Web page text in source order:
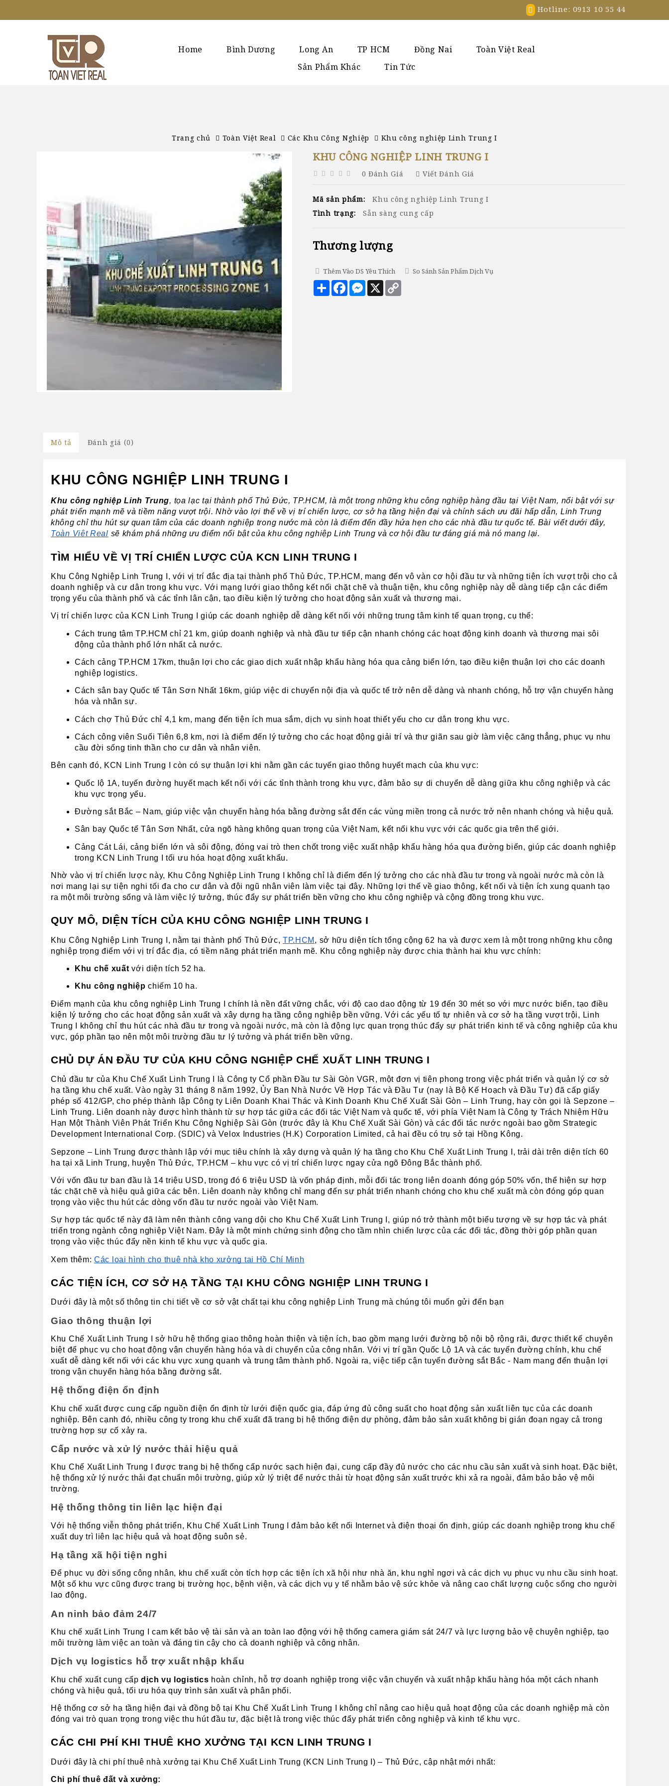
Hotline: 0913 10 55 44
Home Bình Dương Long An TP HCM Đồng Nai
Toàn Việt Real
Sản Phẩm Khác
Tin Tức
Trang chủ Toàn Việt Real Các Khu Công Nghiệp Khu công nghiệp Linh Trung I
KHU CÔNG NGHIỆP LINH TRUNG I
0 Đánh Giá Viết Đánh Giá
Mã sản phẩm:
Khu công nghiệp Linh Trung I
Tình trạng:
Sẵn sàng cung cấp
Thương lượng
Thêm Vào DS Yêu Thích So Sánh Sản Phẩm Dịch Vụ
Chia
sẻ
FacebookMessenger
X
Mô tả Đánh giá (0)
KHU CÔNG NGHIỆP LINH TRUNG I
Khu công nghiệp Linh Trung, tọa lạc tại thành phố Thủ Đức, TP.HCM, là một trong những khu công nghiệp hàng đầu tại Việt Nam, nổi bật với sự
phát triển mạnh mẽ và tiềm năng vượt trội. Nhờ vào lợi thế về vị trí chiến lược, cơ sở hạ tầng hiện đại và chính sách ưu đãi hấp dẫn, Linh Trung
Toàn Việt Real sẽ khám phá những ưu điểm nổi bật của khu công nghiệp Linh Trung và cơ hội đầu tư đáng giá mà nó mang lại.
TÌM HIỂU VỀ VỊ TRÍ CHIẾN LƯỢC CỦA KCN LINH TRUNG I
Khu Công Nghiệp Linh Trung I, với vị trí đắc địa tại thành phố Thủ Đức, TP.HCM, mang đến vô vàn cơ hội đầu tư và những tiện ích vượt trội cho cả
doanh nghiệp và cư dân trong khu vực. Với mạng lưới giao thông kết nối chặt chẽ và thuận tiện, khu công nghiệp này dễ dàng tiếp cận các điểm
trọng yếu của thành phố và các tỉnh lân cận, tạo điều kiện lý tưởng cho hoạt động sản xuất và thương mại.
Vị trí chiến lược của KCN Linh Trung I giúp các doanh nghiệp dễ dàng kết nối với những trung tâm kinh tế quan trọng, cụ thể:
Cách trung tâm TP.HCM chỉ 21 km, giúp doanh nghiệp và nhà đầu tư tiếp cận nhanh chóng các hoạt động kinh doanh và thương mại sôi
động của thành phố lớn nhất cả nước.
Cách cảng TP.HCM 17km, thuận lợi cho các giao dịch xuất nhập khẩu hàng hóa qua cảng biển lớn, tạo điều kiện thuận lợi cho các doanh
nghiệp logistics.
Cách sân bay Quốc tế Tân Sơn Nhất 16km, giúp việc di chuyển nội địa và quốc tế trở nên dễ dàng và nhanh chóng, hỗ trợ vận chuyển hàng
hóa và nhân sự.
Cách chợ Thủ Đức chỉ 4,1 km, mang đến tiện ích mua sắm, dịch vụ sinh hoạt thiết yếu cho cư dân trong khu vực.
Cách công viên Suối Tiên 6,8 km, nơi là điểm đến lý tưởng cho các hoạt động giải trí và thư giãn sau giờ làm việc căng thẳng, phục vụ nhu
cầu đời sống tinh thần cho cư dân và nhân viên.
Bên cạnh đó, KCN Linh Trung I còn có sự thuận lợi khi nằm gần các tuyến giao thông huyết mạch của khu vực:
Quốc lộ 1A, tuyến đường huyết mạch kết nối với các tỉnh thành trong khu vực, đảm bảo sự di chuyển dễ dàng giữa khu công nghiệp và các
khu vực trọng yếu.
Đường sắt Bắc – Nam, giúp việc vận chuyển hàng hóa bằng đường sắt đến các vùng miền trong cả nước trở nên nhanh chóng và hiệu quả.
Sân bay Quốc tế Tân Sơn Nhất, cửa ngõ hàng không quan trọng của Việt Nam, kết nối khu vực với các quốc gia trên thế giới.
Cảng Cát Lái, cảng biển lớn và sôi động, đóng vai trò then chốt trong việc xuất nhập khẩu hàng hóa qua đường biển, giúp các doanh nghiệp
trong KCN Linh Trung I tối ưu hóa hoạt động xuất khẩu.
Nhờ vào vị trí chiến lược này, Khu Công Nghiệp Linh Trung I không chỉ là điểm đến lý tưởng cho các nhà đầu tư trong và ngoài nước mà còn là
nơi mang lại sự tiện nghi tối đa cho cư dân và đội ngũ nhân viên làm việc tại đây. Những lợi thế về giao thông, kết nối và tiện ích xung quanh tạo
ra một môi trường sống và làm việc lý tưởng, thúc đẩy sự phát triển bền vững cho khu công nghiệp và cộng đồng trong khu vực.
QUY MÔ, DIỆN TÍCH CỦA KHU CÔNG NGHIỆP LINH TRUNG I
Khu Công Nghiệp Linh Trung I, nằm tại thành phố Thủ Đức, TP.HCM , sở hữu diện tích tổng cộng 62 ha và được xem là một trong những khu công
nghiệp trọng điểm với vị trí đắc địa, có tiềm năng phát triển mạnh mẽ. Khu công nghiệp này được chia thành hai khu vực chính:
Khu chế xuất với diện tích 52 ha.
Khu công nghiệp chiếm 10 ha.
Điểm mạnh của khu công nghiệp Linh Trung I chính là nền đất vững chắc, với độ cao dao động từ 19 đến 30 mét so với mực nước biển, tạo điều
kiện lý tưởng cho các hoạt động sản xuất và xây dựng hạ tầng công nghiệp bền vững. Với các yếu tố tự nhiên và cơ sở hạ tầng vượt trội, Linh
Trung I không chỉ thu hút các nhà đầu tư trong và ngoài nước, mà còn là động lực quan trọng thúc đẩy sự phát triển kinh tế và công nghiệp của khu
vực, góp phần tạo nên một môi trường đầu tư lý tưởng và phát triển bền vững.
CHỦ DỰ ÁN ĐẦU TƯ CỦA KHU CÔNG NGHIỆP CHẾ XUẤT LINH TRUNG I
Chủ đầu tư của Khu Chế Xuất Linh Trung I là Công ty Cổ phần Đầu tư Sài Gòn VGR, một đơn vị tiên phong trong việc phát triển và quản lý cơ sở
hạ tầng khu chế xuất. Vào ngày 31 tháng 8 năm 1992, Ủy Ban Nhà Nước Về Hợp Tác và Đầu Tư (nay là Bộ Kế Hoạch và Đầu Tư) đã cấp giấy
phép số 412/GP, cho phép thành lập Công ty Liên Doanh Khai Thác và Kinh Doanh Khu Chế Xuất Sài Gòn – Linh Trung, hay còn gọi là Sepzone –
Linh Trung. Liên doanh này được hình thành từ sự hợp tác giữa các đối tác Việt Nam và quốc tế, với phía Việt Nam là Công ty Trách Nhiệm Hữu
Hạn Một Thành Viên Phát Triển Khu Công Nghiệp Sài Gòn (trước đây là Khu Chế Xuất Sài Gòn) và các đối tác nước ngoài bao gồm Strategic
Development International Corp. (SDIC) và Velox Industries (H.K) Corporation Limited, cả hai đều có trụ sở tại Hồng Kông.
Sepzone – Linh Trung được thành lập với mục tiêu chính là xây dựng và quản lý hạ tầng cho Khu Chế Xuất Linh Trung I, trải dài trên diện tích 60
ha tại xã Linh Trung, huyện Thủ Đức, TP.HCM – khu vực có vị trí chiến lược ngay cửa ngõ Đông Bắc thành phố.
Với vốn đầu tư ban đầu là 14 triệu USD, trong đó 6 triệu USD là vốn pháp định, mỗi đối tác trong liên doanh đóng góp 50% vốn, thể hiện sự hợp
tác chặt chẽ và hiệu quả giữa các bên. Liên doanh này không chỉ mang đến sự phát triển nhanh chóng cho khu chế xuất mà còn đóng góp quan
trọng vào việc thu hút các dòng vốn đầu tư nước ngoài vào Việt Nam.
Sự hợp tác quốc tế này đã làm nên thành công vang dội cho Khu Chế Xuất Linh Trung I, giúp nó trở thành một biểu tượng về sự hợp tác và phát
triển trong ngành công nghiệp Việt Nam. Đây là một minh chứng sinh động cho tầm nhìn chiến lược của các đối tác, đồng thời góp phần quan
trọng vào việc thúc đẩy nền kinh tế khu vực và quốc gia.
Xem thêm: Các loại hình cho thuê nhà kho xưởng tại Hồ Chí Minh
CÁC TIỆN ÍCH, CƠ SỞ HẠ TẦNG TẠI KHU CÔNG NGHIỆP LINH TRUNG I
Dưới đây là một số thông tin chi tiết về cơ sở vật chất tại khu công nghiệp Linh Trung mà chúng tôi muốn gửi đến bạn
Giao thông thuận lợi
Khu Chế Xuất Linh Trung I sở hữu hệ thống giao thông hoàn thiện và tiện ích, bao gồm mạng lưới đường bộ nội bộ rộng rãi, được thiết kế chuyên
biệt để phục vụ cho hoạt động vận chuyển hàng hóa và di chuyển của công nhân. Với vị trí gần Quốc Lộ 1A và các tuyến đường chính, khu chế
xuất dễ dàng kết nối với các khu vực xung quanh và trung tâm thành phố. Ngoài ra, việc tiếp cận tuyến đường sắt Bắc - Nam mang đến thuận lợi
trong vận chuyển hàng hóa bằng đường sắt.
Hệ thống điện ổn định
Khu chế xuất được cung cấp nguồn điện ổn định từ lưới điện quốc gia, đáp ứng đủ công suất cho hoạt động sản xuất liên tục của các doanh
nghiệp. Bên cạnh đó, nhiều công ty trong khu chế xuất đã trang bị hệ thống điện dự phòng, đảm bảo sản xuất không bị gián đoạn ngay cả trong
trường hợp sự cố xảy ra.
Cấp nước và xử lý nước thải hiệu quả
Khu Chế Xuất Linh Trung I được trang bị hệ thống cấp nước sạch hiện đại, cung cấp đầy đủ nước cho các nhu cầu sản xuất và sinh hoạt. Đặc biệt,
hệ thống xử lý nước thải đạt chuẩn môi trường, giúp xử lý triệt để nước thải từ hoạt động sản xuất trước khi xả ra ngoài, đảm bảo bảo vệ môi
trường.
Hệ thống thông tin liên lạc hiện đại
Với hệ thống viễn thông phát triển, Khu Chế Xuất Linh Trung I đảm bảo kết nối Internet và điện thoại ổn định, giúp các doanh nghiệp trong khu chế
xuất duy trì liên lạc hiệu quả và hoạt động suôn sẻ.
Hạ tầng xã hội tiện nghi
Để phục vụ đời sống công nhân, khu chế xuất còn tích hợp các tiện ích xã hội như nhà ăn, khu nghỉ ngơi và các dịch vụ phục vụ nhu cầu sinh hoạt.
Một số khu vực cũng được trang bị trường học, bệnh viện, và các dịch vụ y tế nhằm bảo vệ sức khỏe và nâng cao chất lượng cuộc sống cho người
lao động.
An ninh bảo đảm 24/7
Khu chế xuất Linh Trung I cam kết bảo vệ tài sản và an toàn lao động với hệ thống camera giám sát 24/7 và lực lượng bảo vệ chuyên nghiệp, tạo
môi trường làm việc an toàn và đáng tin cậy cho cả doanh nghiệp và công nhân.
Dịch vụ logistics hỗ trợ xuất nhập khẩu
Khu chế xuất cung cấp dịch vụ logistics hoàn chỉnh, hỗ trợ doanh nghiệp trong việc vận chuyển và xuất nhập khẩu hàng hóa một cách nhanh
chóng và hiệu quả, tối ưu hóa quy trình sản xuất và phân phối.
Hệ thống cơ sở hạ tầng hiện đại và đồng bộ tại Khu Chế Xuất Linh Trung I không chỉ nâng cao hiệu quả hoạt động của các doanh nghiệp mà còn
đóng vai trò quan trọng trong việc thu hút đầu tư, đặc biệt là trong việc thúc đẩy phát triển công nghiệp và kinh tế khu vực.
CÁC CHI PHÍ KHI THUÊ KHO XƯỞNG TẠI KCN LINH TRUNG I
Dưới đây là chi phí thuê nhà xưởng tại Khu Chế Xuất Linh Trung (KCN Linh Trung I) – Thủ Đức, cập nhật mới nhất:
Chi phí thuê đất và xưởng: